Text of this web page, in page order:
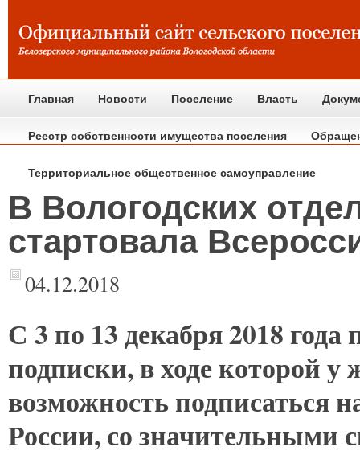
Главная Новости Поселение Власть
Реестр собственности имущества поселения
Территориальное общественное самоуправление
В Вологодских
стартовала
04.12.2018
С 3 по 13 декабря 2018
подписки, в ходе которой
возможность подписаться
России, со значительными